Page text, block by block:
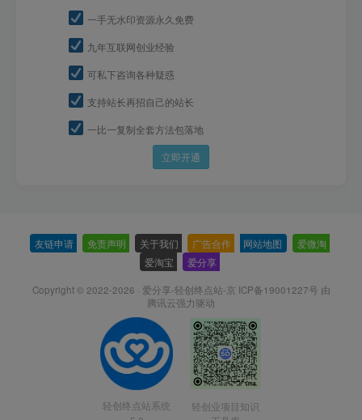
一手无水印资源永久免费
九年互联网创业经验
可私下咨询各种疑惑
支持站长再招自己的站长
一比一复制全套方法包落地
立即开通
友链申请 免责声明 关于我们 广告合作 网站地图 爱微淘
爱淘宝
爱分享
Copyright © 2022-2026 · 爱分享-轻创终点站-京 ICP备19001227号 由
腾讯云强力驱动
轻创终点站系统
轻创业项目知识